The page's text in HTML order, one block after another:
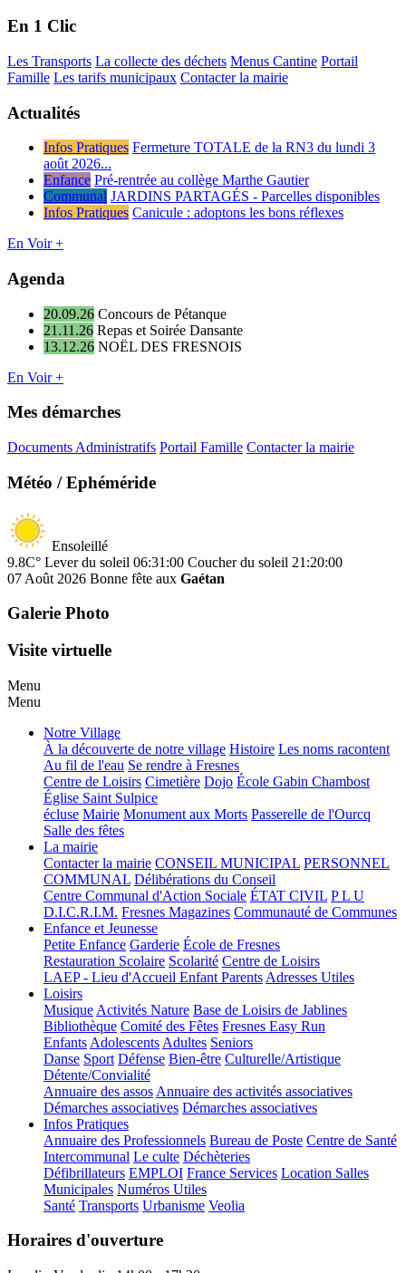
En 1 Clic
Les Transports La collecte des déchets Menus Cantine Portail
Famille Les tarifs municipaux Contacter la mairie
Actualités
Infos Pratiques Fermeture TOTALE de la RN3 du lundi 3
août 2026...
Enfance Pré-rentrée au collège Marthe Gautier
Communal JARDINS PARTAGÉS - Parcelles disponibles
Infos Pratiques Canicule : adoptons les bons réflexes
En Voir +
Agenda
20.09.26 Concours de Pétanque
21.11.26 Repas et Soirée Dansante
13.12.26 NOËL DES FRESNOIS
En Voir +
Mes démarches
Documents Administratifs Portail Famille Contacter la mairie
Météo / Ephéméride
Ensoleillé
9.8C° Lever du soleil 06:31:00 Coucher du soleil 21:20:00
07 Août 2026 Bonne fête aux Gaétan
Galerie Photo
Visite virtuelle
Menu
Menu
Notre Village
À la découverte de notre village Histoire Les noms racontent
Au fil de l'eau Se rendre à Fresnes
Centre de Loisirs Cimetière Dojo École Gabin Chambost
Église Saint Sulpice
écluse Mairie Monument aux Morts Passerelle de l'Ourcq
Salle des fêtes
La mairie
Contacter la mairie CONSEIL MUNICIPAL PERSONNEL
COMMUNAL Délibérations du Conseil
Centre Communal d'Action Sociale ÉTAT CIVIL P L U
D.I.C.R.I.M. Fresnes Magazines Communauté de Communes
Enfance et Jeunesse
Petite Enfance Garderie École de Fresnes
Restauration Scolaire Scolarité Centre de Loisirs
LAEP - Lieu d'Accueil Enfant Parents Adresses Utiles
Loisirs
Musique Activités Nature Base de Loisirs de Jablines
Bibliothèque Comité des Fêtes Fresnes Easy Run
Enfants Adolescents Adultes Seniors
Danse Sport Défense Bien-être Culturelle/Artistique
Détente/Convialité
Annuaire des assos Annuaire des activités associatives
Démarches associatives Démarches associatives
Infos Pratiques
Annuaire des Professionnels Bureau de Poste Centre de Santé
Intercommunal Le culte Déchèteries
Défibrillateurs EMPLOI France Services Location Salles
Municipales Numéros Utiles
Santé Transports Urbanisme Veolia
Horaires d'ouverture